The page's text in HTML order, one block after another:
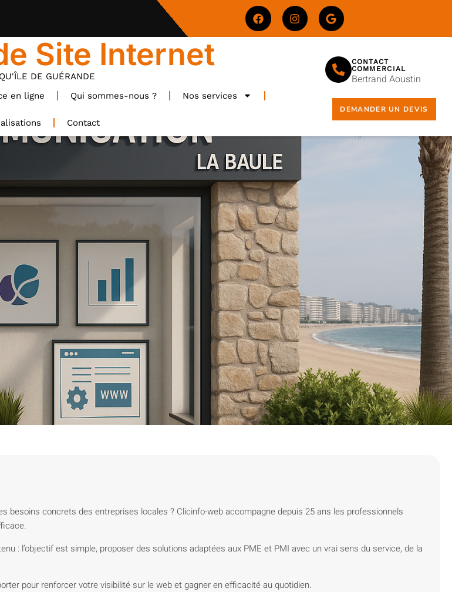
Site Internet
DE GUÉRANDE
en ligne Qui sommes-nous ? Nos services
Contact
CONTACT
COMMERCIAL
Bertrand Aoustin
DEMANDER UN DEVIS
besoins concrets des entreprises locales ? Clicinfo-web accompagne depuis 25 ans les professionnels
: l’objectif est simple, proposer des solutions adaptées aux PME et PMI avec un vrai sens du service, de la
pour renforcer votre visibilité sur le web et gagner en efficacité au quotidien.